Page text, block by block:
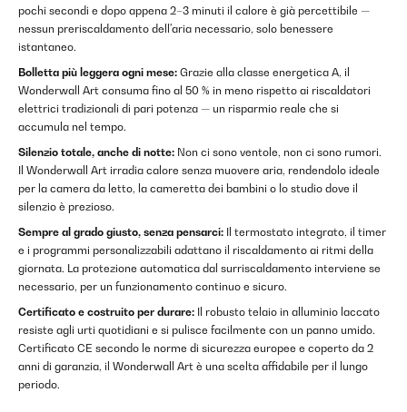
pochi secondi e dopo appena 2–3 minuti il calore è già percettibile —
nessun preriscaldamento dell'aria necessario, solo benessere
istantaneo.
Bolletta più leggera ogni mese: Grazie alla classe energetica A, il
Wonderwall Art consuma fino al 50 % in meno rispetto ai riscaldatori
elettrici tradizionali di pari potenza — un risparmio reale che si
accumula nel tempo.
Silenzio totale, anche di notte: Non ci sono ventole, non ci sono rumori.
Il Wonderwall Art irradia calore senza muovere aria, rendendolo ideale
per la camera da letto, la cameretta dei bambini o lo studio dove il
silenzio è prezioso.
Sempre al grado giusto, senza pensarci: Il termostato integrato, il timer
e i programmi personalizzabili adattano il riscaldamento ai ritmi della
giornata. La protezione automatica dal surriscaldamento interviene se
necessario, per un funzionamento continuo e sicuro.
Certificato e costruito per durare: Il robusto telaio in alluminio laccato
resiste agli urti quotidiani e si pulisce facilmente con un panno umido.
Certificato CE secondo le norme di sicurezza europee e coperto da 2
anni di garanzia, il Wonderwall Art è una scelta affidabile per il lungo
periodo.